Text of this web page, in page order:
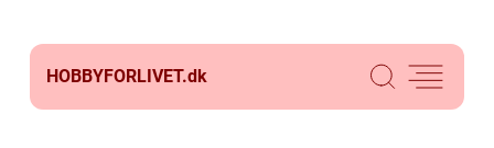
HOBBYFORLIVET.dk